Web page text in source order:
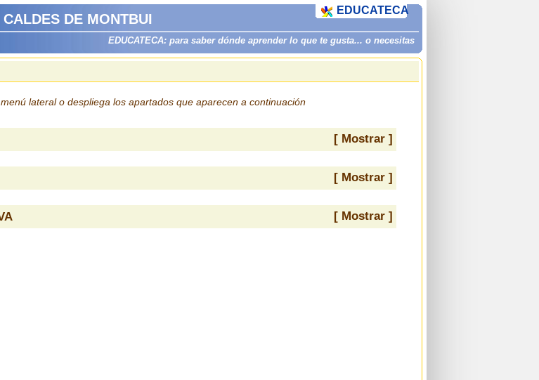
DE MONTBUI
EDUCATECA: para saber dónde aprender lo que te gusta... o necesitas
EDUCATECA
lateral o despliega los apartados que aparecen a continuación
[ Mostrar ]
[ Mostrar ]
[ Mostrar ]